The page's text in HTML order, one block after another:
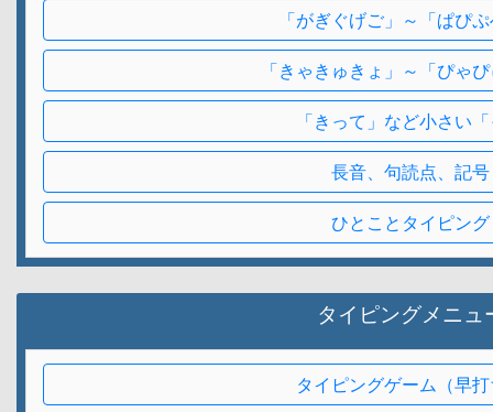
「がぎぐげご」～「ぱぴ
「きゃきゅきょ」～「ぴゃ
「きって」など小さい
長音、句読点、記号
ひとことタイピング
タイピングメニュ
タイピングゲーム（早